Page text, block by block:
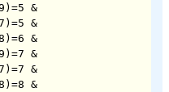
&
&
&
&
&
&